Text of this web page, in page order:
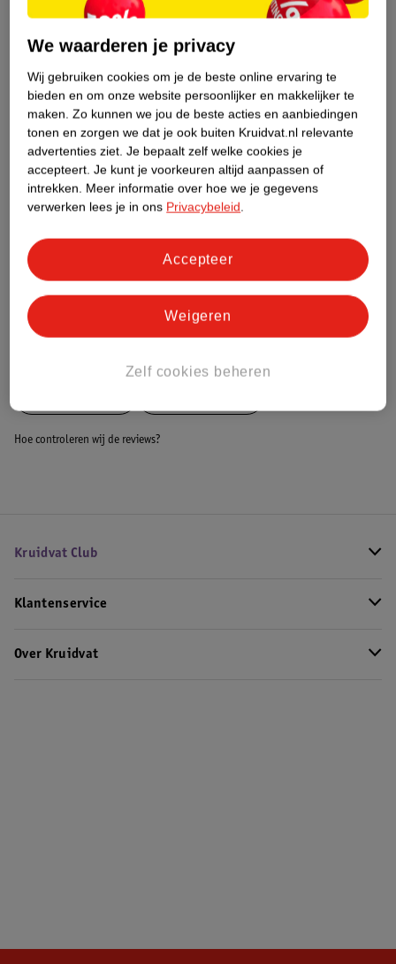
Over dit product
Productinformatie
Etiketinformatie
Nature Impact Score
Dit product heeft (nog) geen Nature
Impact Score.
Bestel & Bezorginformatie
Hoe controleren wij de reviews?
Kruidvat Club
Klantenservice
Over Kruidvat
We waarderen je privacy
Wij gebruiken cookies om je de beste online ervaring te
bieden en om onze website persoonlijker en makkelijker te
maken. Zo kunnen we jou de beste acties en aanbiedingen
tonen en zorgen we dat je ook buiten Kruidvat.nl relevante
advertenties ziet. Je bepaalt zelf welke cookies je
accepteert. Je kunt je voorkeuren altijd aanpassen of
intrekken. Meer informatie over hoe we je gegevens
verwerken lees je in ons Privacybeleid.
Zelf cookies beheren
Weigeren
Accepteer